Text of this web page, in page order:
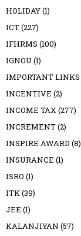
HOLIDAY(1)
ICT(227)
IFHRMS (100)
IGNOU (1)
IMPORTANT LINKS
INCENTIVE (2)
INCOME TAX(277)
INCREMENT(2)
INSPIRE AWARD (8)
INSURANCE (1)
ISRO (1)
ITK(39)
JEE (1)
KALANJIYAN (57)